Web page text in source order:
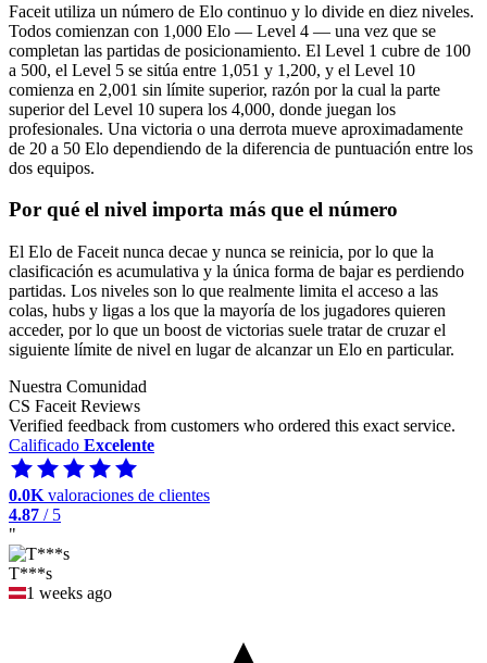
Faceit utiliza un número de Elo continuo y lo divide en diez niveles.
Todos comienzan con 1,000 Elo — Level 4 — una vez que se
completan las partidas de posicionamiento. El Level 1 cubre de 100
a 500, el Level 5 se sitúa entre 1,051 y 1,200, y el Level 10
comienza en 2,001 sin límite superior, razón por la cual la parte
superior del Level 10 supera los 4,000, donde juegan los
profesionales. Una victoria o una derrota mueve aproximadamente
de 20 a 50 Elo dependiendo de la diferencia de puntuación entre los
dos equipos.
Por qué el nivel importa más que el número
El Elo de Faceit nunca decae y nunca se reinicia, por lo que la
clasificación es acumulativa y la única forma de bajar es perdiendo
partidas. Los niveles son lo que realmente limita el acceso a las
colas, hubs y ligas a los que la mayoría de los jugadores quieren
acceder, por lo que un boost de victorias suele tratar de cruzar el
siguiente límite de nivel en lugar de alcanzar un Elo en particular.
Nuestra Comunidad
CS Faceit Reviews
Verified feedback from customers who ordered this exact service.
Calificado Excelente
0.0K valoraciones de clientes
4.87 / 5
"
T***s
1 weeks ago